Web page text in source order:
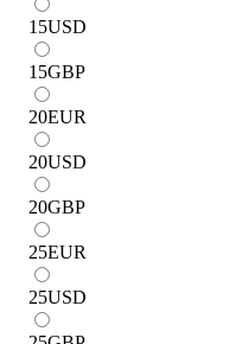
15USD
15GBP
20EUR
20USD
20GBP
25EUR
25USD